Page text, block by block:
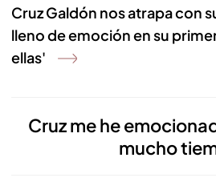
Cruz Galdón nos atrapa con
lleno de emoción en su
ellas'
Cruz me he
mucho